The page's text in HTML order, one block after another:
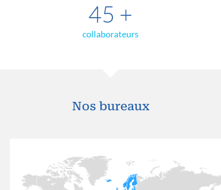
45 +
collaborateurs
Nos bureaux